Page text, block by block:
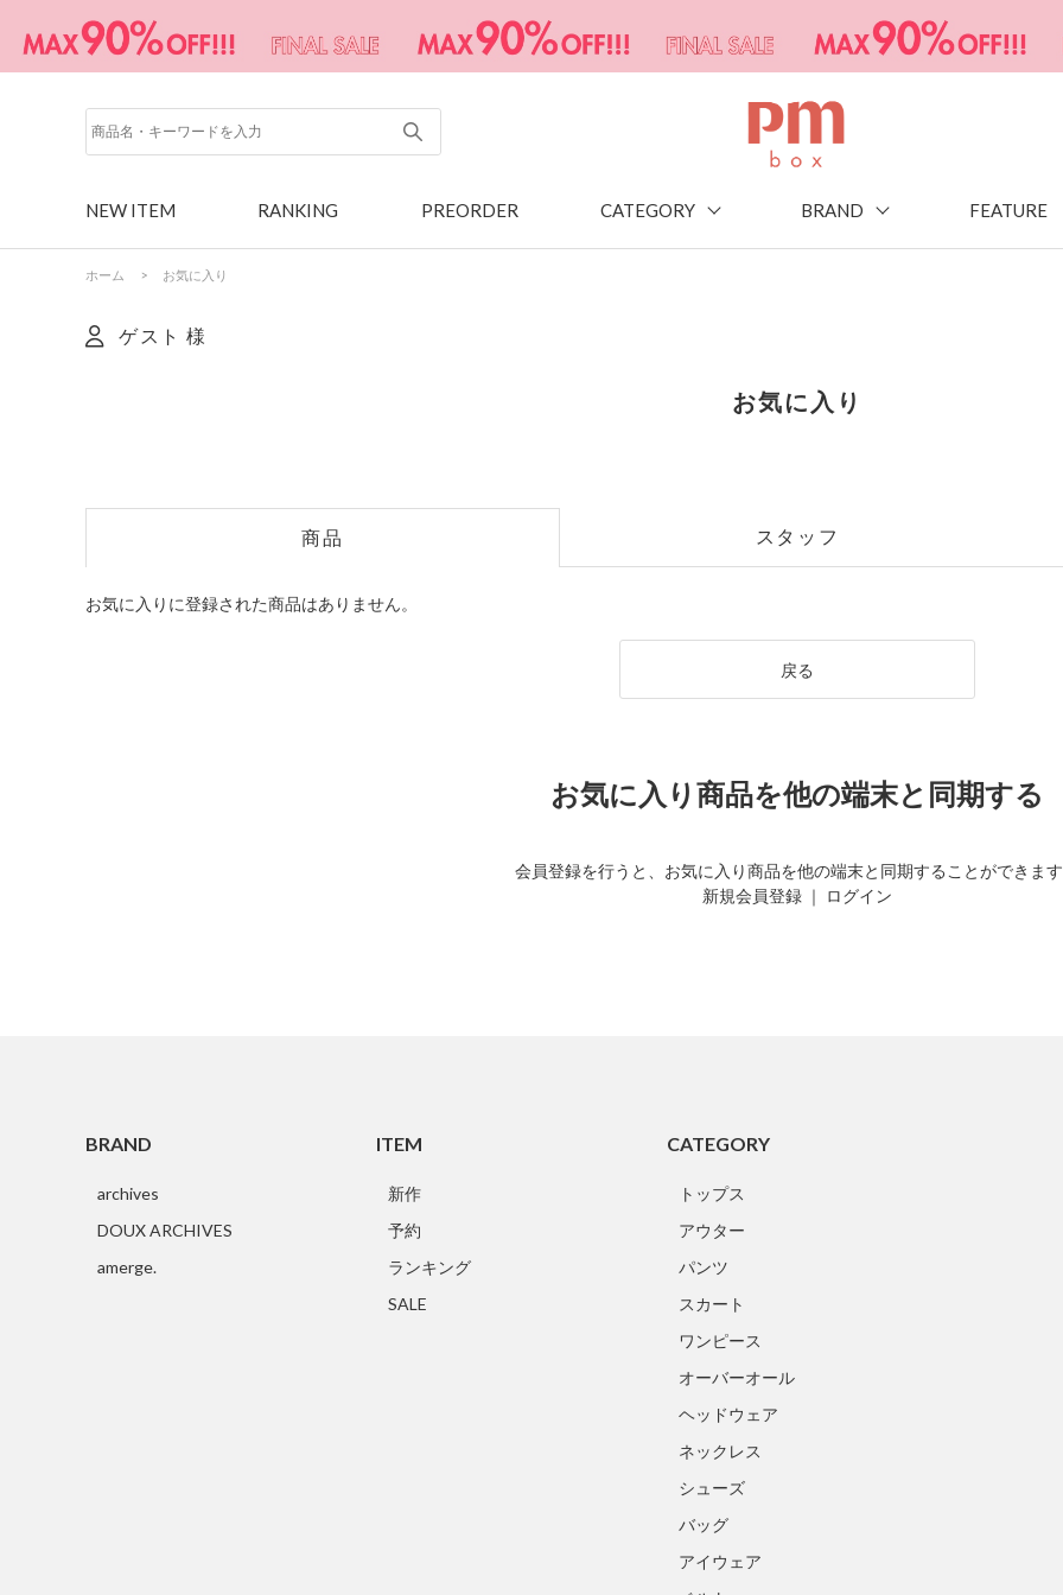
NEW ITEM RANKING PREORDER CATEGORY BRAND FEATURE
ホーム > お気に入り
ゲスト 様
お気に入り
商品 スタッフ
お気に入りに登録された商品はありません。
戻る
お気に入り商品を他の端末と同期する
会員登録を行うと、お気に入り商品を他の端末と同期することができます
新規会員登録 ｜ ログイン
BRAND
archives
DOUX ARCHIVES
amerge.
ITEM
新作
予約
ランキング
SALE
CATEGORY
トップス
アウター
パンツ
スカート
ワンピース
オーバーオール
ヘッドウェア
ネックレス
シューズ
バッグ
アイウェア